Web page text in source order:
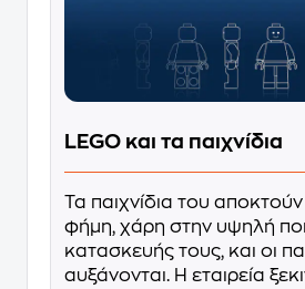
LEGO και τα παιχνίδια
Τα παιχνίδια του
φήμη, χάρη στην υψηλή
κατασκευής τους, και οι
αυξάνονται. Η εταιρεία